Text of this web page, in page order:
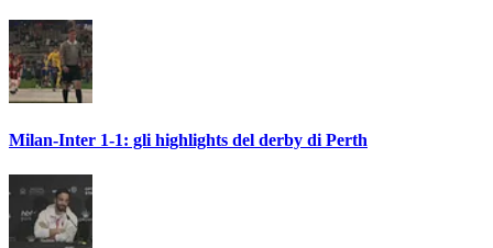
Milan-Inter 1-1: gli highlights del derby di Perth